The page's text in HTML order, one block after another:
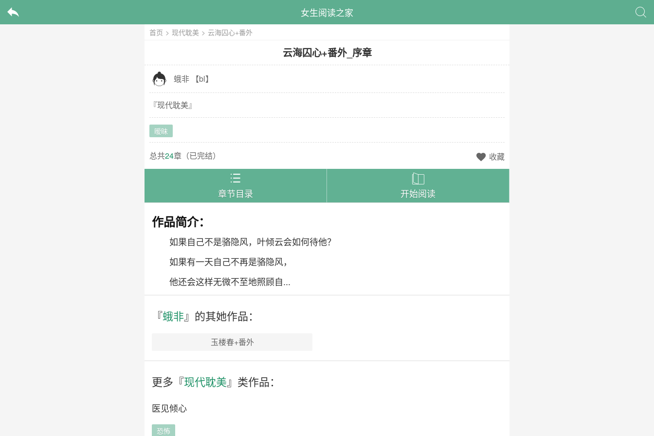
 女生阅读之家 
首页 > 现代耽美 > 云海囚心+番外
云海囚心+番外_ 序章
 蛾非 【bl】
『现代耽美』
暧昧
总共24章（已完结）  收藏

章节目录

开始阅读
作品简介：
如果自己不是骆隐风，叶倾云会如何待他？
如果有一天自己不再是骆隐风，
他还会这样无微不至地照顾自...
『蛾非』的其她作品：
玉楼春+番外
更多『现代耽美』类作品：
医见倾心
恐怖